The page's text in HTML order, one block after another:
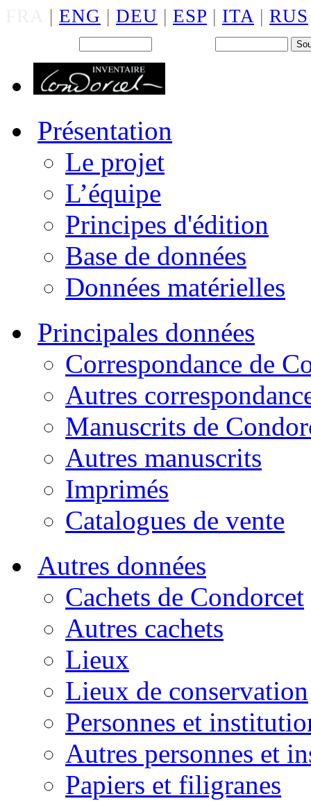
| ENG | DEU | ESP | ITA | RUS
Présentation
Le projet
L’équipe
Principes d'édition
Base de données
Données matérielles
Principales données
Correspondance de
Autres
Manuscrits de
Autres manuscrits
Imprimés
Catalogues de vente
Autres données
Cachets de Condorcet
Autres cachets
Lieux
Lieux de conservation
Personnes et
Autres personnes et
Papiers et filigranes